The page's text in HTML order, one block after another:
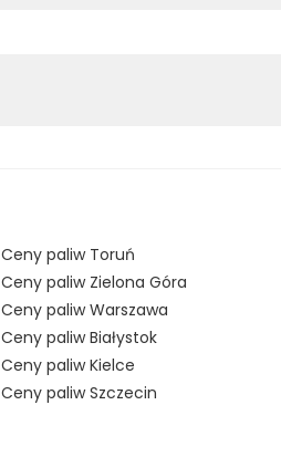
Ceny paliw Toruń
Ceny paliw Zielona Góra
Ceny paliw Warszawa
Ceny paliw Białystok
Ceny paliw Kielce
Ceny paliw Szczecin